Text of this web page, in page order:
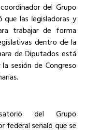
del Grupo
las legisladoras y
trabajar de forma
dentro de la
de Diputados está
sesión de Congreso
del Grupo
federal señaló que se